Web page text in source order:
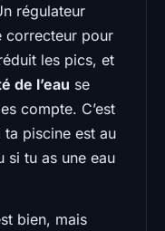
régulateur
correcteur pour
les pics, et
de l’eau se
compte. C’est
ta piscine est au
si tu as une eau
bien, mais